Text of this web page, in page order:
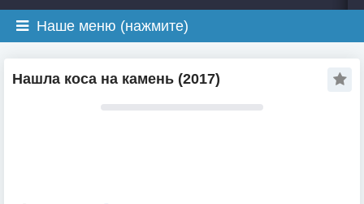
Наше меню (нажмите)
Нашла коса на камень (2017)